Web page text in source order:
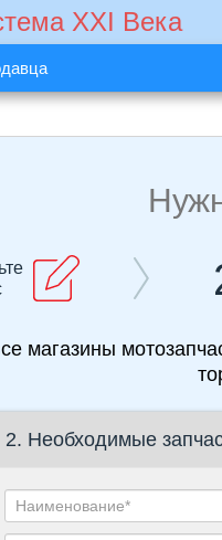
XXI Века
магазины
2. Необходимые